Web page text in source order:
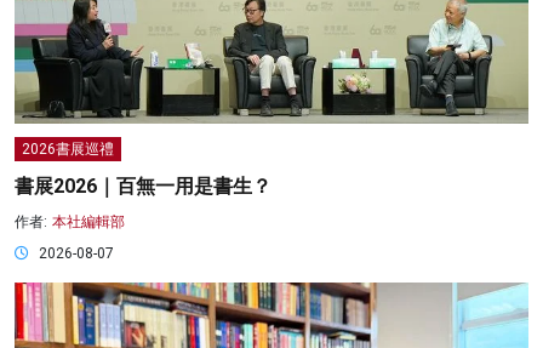
2026書展巡禮
書展2026｜百無一用是書生？
作者: 本社編輯部
2026-08-07